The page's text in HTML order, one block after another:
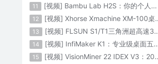
11 [视频] Bambu Lab H2S：你的个人智造中心
12 [视频] Xhorse Xmachine XM-100桌面级五轴CNC机床：卓越的精度和效率
13 [视频] FLSUN S1/T1三角洲超高速3D打印机 打印速度1200mm/s
14 [视频] InfiMaker K1：专业级桌面五轴数控机床
15 [视频] VisionMiner 22 IDEX V3：2024年最佳工程材料3D打印机